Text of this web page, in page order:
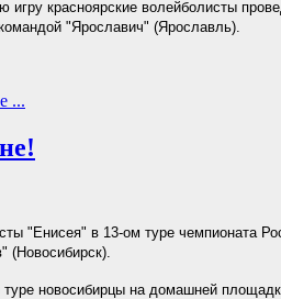
красноярские волейболисты
"Ярославич" (Ярославль).
...
"Енисея" в 13-ом туре чемпионата
(Новосибирск).
новосибирцы на домашней